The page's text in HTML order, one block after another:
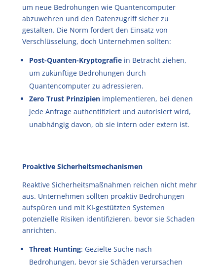
um neue Bedrohungen wie Quantencomputer
abzuwehren und den Datenzugriff sicher zu
gestalten. Die Norm fordert den Einsatz von
Verschlüsselung, doch Unternehmen sollten:
Post-Quanten-Kryptografiein Betracht ziehen,
um zukünftige Bedrohungen durch
Quantencomputer zu adressieren.
Zero Trust Prinzipienimplementieren, bei denen
jede Anfrage authentifiziert und autorisiert wird,
unabhängig davon, ob sie intern oder extern ist.
Proaktive Sicherheitsmechanismen
Reaktive Sicherheitsmaßnahmen reichen nicht mehr
aus. Unternehmen sollten proaktiv Bedrohungen
aufspüren und mit KI-gestützten Systemen
potenzielle Risiken identifizieren, bevor sie Schaden
anrichten.
Threat Hunting: Gezielte Suche nach
Bedrohungen, bevor sie Schäden verursachen